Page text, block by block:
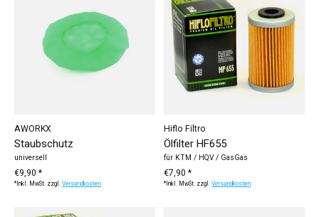
AWORKX
Staubschutz
universell
€9,90 *
*Inkl. MwSt. zzgl.Versandkosten
Hiflo Filtro
Ölfilter HF655
für KTM / HQV / GasGas
€7,90 *
*Inkl. MwSt. zzgl.Versandkosten